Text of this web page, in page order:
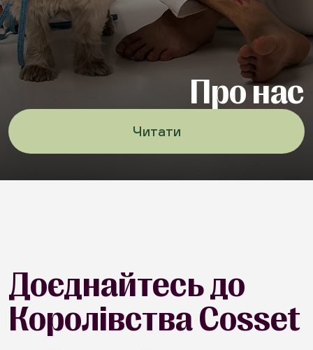
Про нас
Читати
Доєднайтесь до
Королівства Cosset